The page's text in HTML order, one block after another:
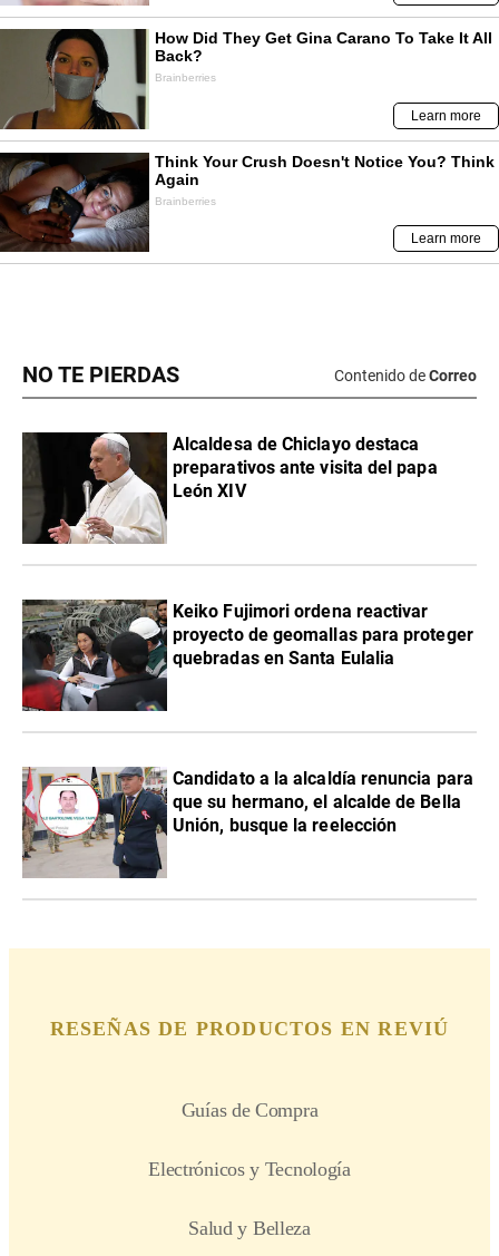
NO TE PIERDAS Contenido deCorreo
Alcaldesa de Chiclayo destaca
preparativos ante visita del papa
León XIV
Keiko Fujimori ordena reactivar
proyecto de geomallas para proteger
quebradas en Santa Eulalia
Candidato a la alcaldía renuncia para
que su hermano, el alcalde de Bella
Unión, busque la reelección